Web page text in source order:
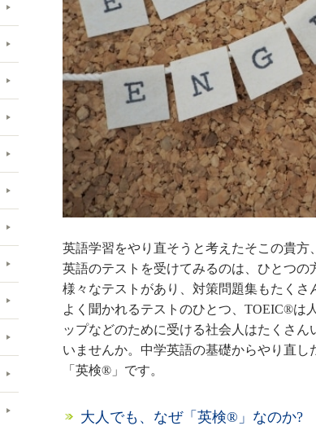
英語学習をやり直そうと考えたそこの貴方
英語のテストを受けてみるのは、ひとつ
様々なテストがあり、対策問題集もたくさ
よく聞かれるテストのひとつ、TOEIC®は
ップなどのために受ける社会人はたくさ
いませんか。中学英語の基礎からやり直
「英検®」です。
大人でも、なぜ「英検®」なのか?